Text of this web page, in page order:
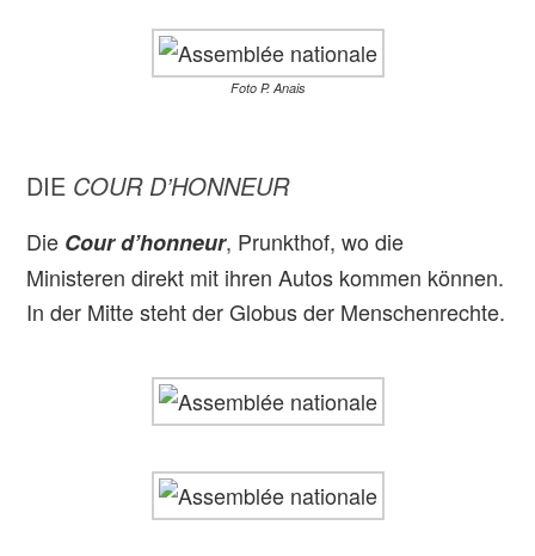
Foto P. Anais
DIE COUR D’HONNEUR
Die Cour d’honneur, Prunkthof, wo die
Ministeren direkt mit ihren Autos kommen können.
In der Mitte steht der Globus der Menschenrechte.